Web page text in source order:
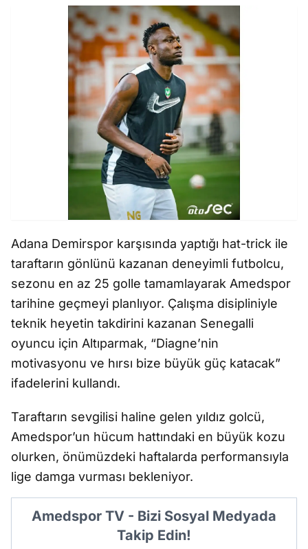
Adana Demirspor karşısında yaptığı hat-trick ile
taraftarın gönlünü kazanan deneyimli futbolcu,
sezonu en az 25 golle tamamlayarak Amedspor
tarihine geçmeyi planlıyor. Çalışma disipliniyle
teknik heyetin takdirini kazanan Senegalli
oyuncu için Altıparmak, “Diagne’nin
motivasyonu ve hırsı bize büyük güç katacak”
ifadelerini kullandı.
Taraftarın sevgilisi haline gelen yıldız golcü,
Amedspor’un hücum hattındaki en büyük kozu
olurken, önümüzdeki haftalarda performansıyla
lige damga vurması bekleniyor.
Amedspor TV - Bizi Sosyal Medyada
Takip Edin!